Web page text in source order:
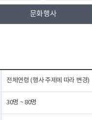
문화행사
전체연령 (행사 주제에 따라 변경)
30명 ~ 80명